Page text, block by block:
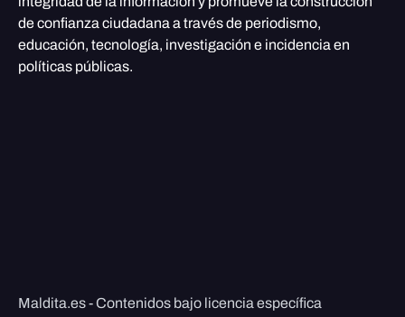
de confianza ciudadana a través de periodismo,
educación, tecnología, investigación e incidencia en
políticas públicas.
Maldita.es - Contenidos bajo licencia específica